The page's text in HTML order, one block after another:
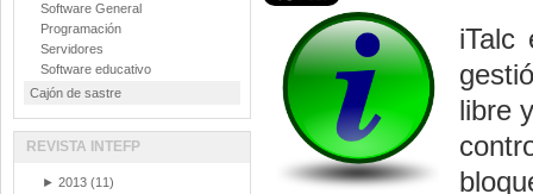
iTalc
libre
Software General
Programación
Servidores
Software educativo
Cajón de sastre
REVISTA INTEFP
► 2013 (11)